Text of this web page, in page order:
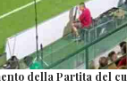
della Partita del